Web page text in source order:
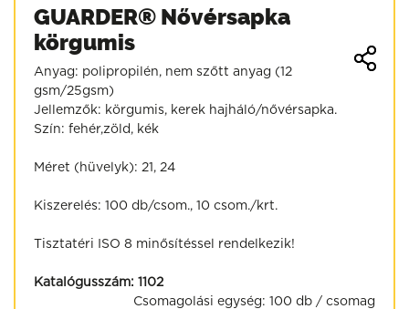
GUARDER® Nővérsapka
körgumis
Anyag: polipropilén, nem szőtt anyag (12
gsm/25gsm)
Jellemzők: körgumis, kerek hajháló/nővérsapka.
Szín: fehér,zöld, kék
Méret (hüvelyk): 21, 24
Kiszerelés: 100 db/csom., 10 csom./krt.
Tisztatéri ISO 8 minősítéssel rendelkezik!
Katalógusszám: 1102
Csomagolási egység: 100 db / csomag